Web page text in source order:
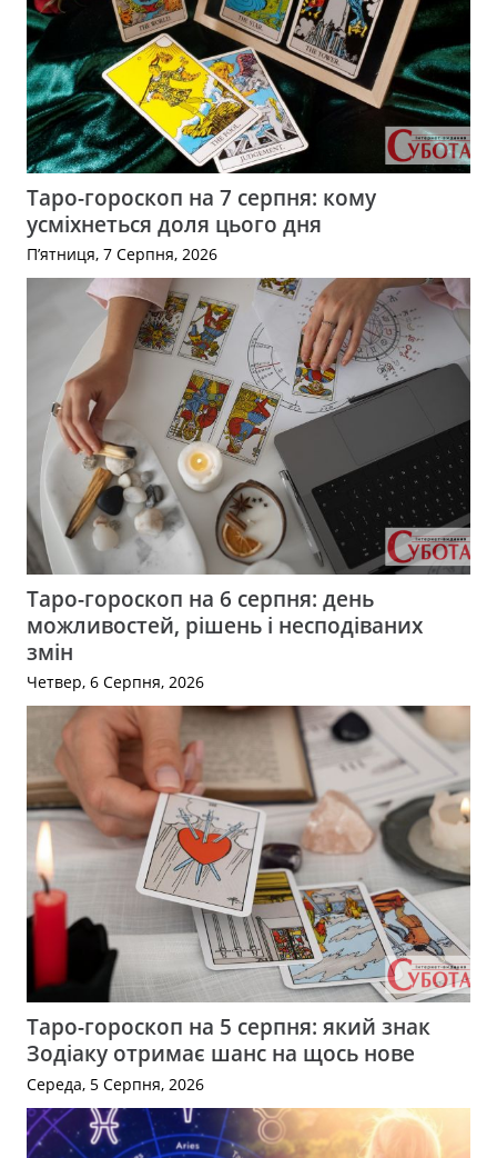
Таро-гороскоп на 7 серпня: кому
усміхнеться доля цього дня
П’ятниця, 7 Серпня, 2026
Таро-гороскоп на 6 серпня: день
можливостей, рішень і несподіваних
змін
Четвер, 6 Серпня, 2026
Таро-гороскоп на 5 серпня: який знак
Зодіаку отримає шанс на щось нове
Середа, 5 Серпня, 2026